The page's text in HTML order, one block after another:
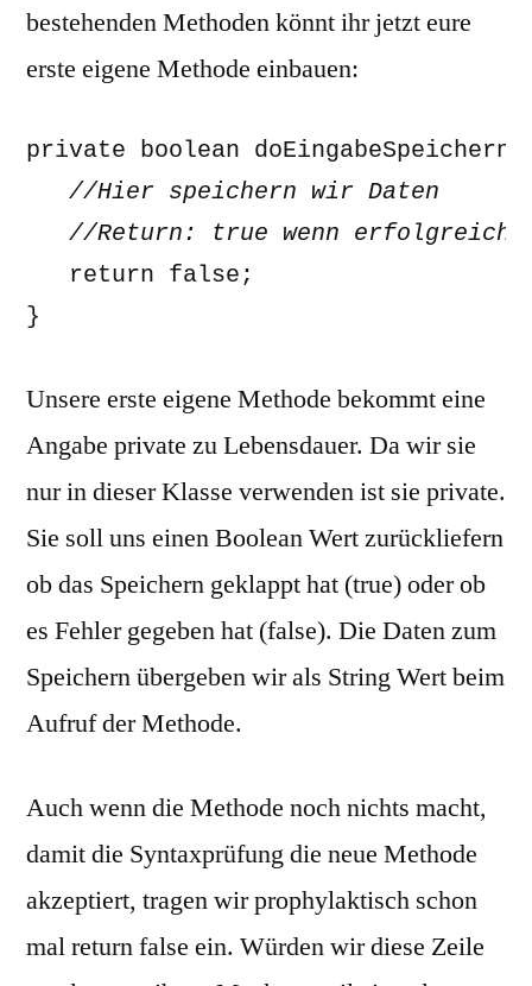
bestehenden Methoden könnt ihr jetzt eure
erste eigene Methode einbauen:
   //Hier speichern wir Daten
   return false;
}
Unsere erste eigene Methode bekommt eine
Angabe private zu Lebensdauer. Da wir sie
nur in dieser Klasse verwenden ist sie private.
Sie soll uns einen Boolean Wert zurückliefern
ob das Speichern geklappt hat (true) oder ob
es Fehler gegeben hat (false). Die Daten zum
Speichern übergeben wir als String Wert beim
Aufruf der Methode.
Auch wenn die Methode noch nichts macht,
damit die Syntaxprüfung die neue Methode
akzeptiert, tragen wir prophylaktisch schon
mal return false ein. Würden wir diese Zeile